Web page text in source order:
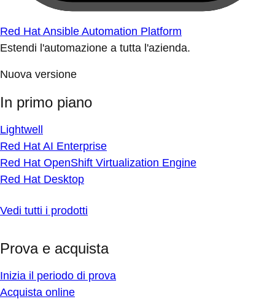
Red Hat Ansible Automation Platform
Estendi l'automazione a tutta l'azienda.
Nuova versione
In primo piano
Lightwell
Red Hat AI Enterprise
Red Hat OpenShift Virtualization Engine
Red Hat Desktop
Vedi tutti i prodotti
Prova e acquista
Inizia il periodo di prova
Acquista online